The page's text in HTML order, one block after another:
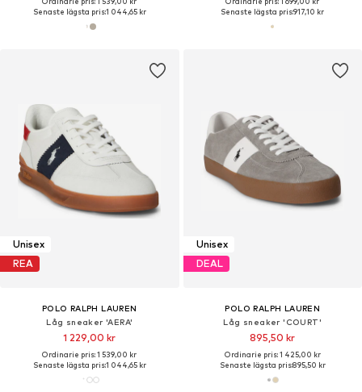
Senaste lägsta pris:1 044,65 kr
Senaste lägsta pris:917,10 kr
Unisex
REA
POLO RALPH LAUREN
Låg sneaker 'AERA'
1 229,00 kr
Ordinarie pris: 1 539,00 kr
Senaste lägsta pris:1 044,65 kr
Unisex
DEAL
POLO RALPH LAUREN
Låg sneaker 'COURT'
895,50 kr
Ordinarie pris: 1 425,00 kr
Senaste lägsta pris:895,50 kr